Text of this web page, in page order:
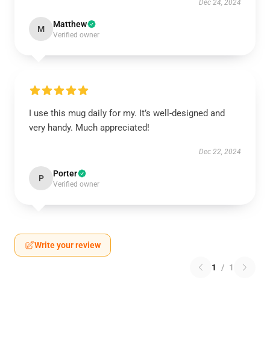
Dec 24, 2024
M Matthew
Verified owner
I use this mug daily for my. It’s well-designed and
very handy. Much appreciated!
Dec 22, 2024
P Porter
Verified owner
Write your review
1 / 1